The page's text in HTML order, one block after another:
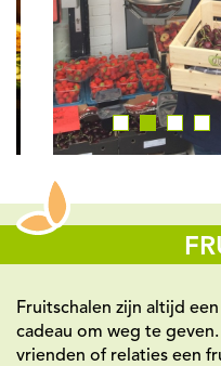
Fruitschalen zijn altijd
cadeau om weg te
vrienden of relaties een